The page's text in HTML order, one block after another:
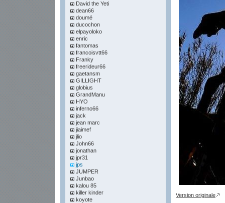
David the Yeti
dean66
doumé
ducochon
elpayoloko
enric
fantomas
francoisvtt66
Franky
freerideur66
gaetansm
GILLIGHT
globius
GrandManu
HYO
inferno66
jack
jean marc
jiaimef
jlio
John66
jonathan
jpr31
jps
JUMPER
Junbao
kalou 85
killer kinder
koyote
Version originale